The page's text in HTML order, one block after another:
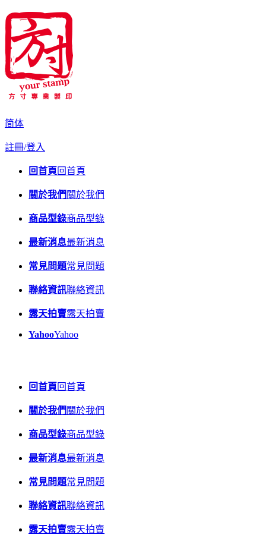
简体
註冊/登入
回首頁回首頁
關於我們 關於我們
商品型錄商品型錄
最新消息最新消息
常見問題常見問題
聯絡資訊聯絡資訊
露天拍賣露天拍賣
YahooYahoo
回首頁回首頁
關於我們 關於我們
商品型錄商品型錄
最新消息最新消息
常見問題常見問題
聯絡資訊聯絡資訊
露天拍賣露天拍賣